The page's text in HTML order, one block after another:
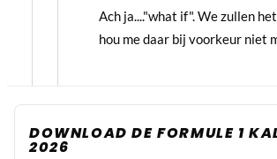
Ach ja...."what if". We zullen
hou me daar bij voorkeur niet
DOWNLOAD DE FORMULE 1
2026